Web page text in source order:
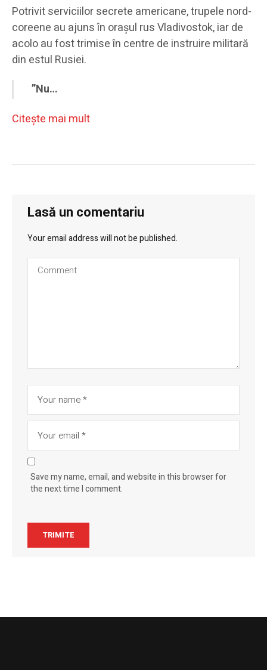
Potrivit serviciilor secrete americane, trupele nord-
coreene au ajuns în orașul rus Vladivostok, iar de
acolo au fost trimise în centre de instruire militară
din estul Rusiei.
”Nu…
Citeşte mai mult
Lasă un comentariu
Your email address will not be published.
Save my name, email, and website in this browser for
the next time I comment.